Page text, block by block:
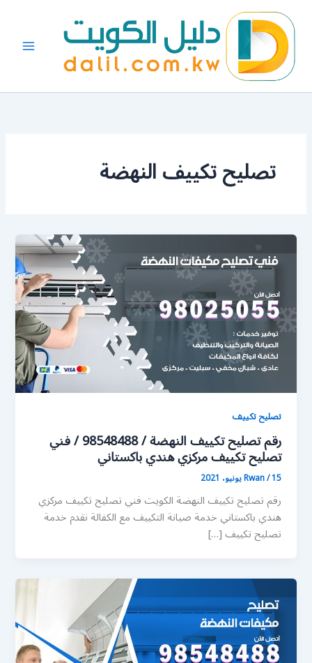
المحتوى
تصليح تكييف النهضة
تصليح تكييف
رقم تصليح تكييف النهضة / 98548488 / فني
تصليح تكييف مركزي هندي باكستاني
Rwan/15 يونيو، 2021
رقم تصليح تكييف النهضة الكويت فني تصليح تكييف مركزي
هندي باكستاني خدمة صيانة التكييف مع الكفالة نقدم خدمة
تصليح تكييف […]